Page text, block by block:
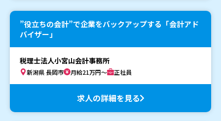
”役立ちの会計”で企業をバックアップする「会計アド
バイザー」
税理士法人小宮山会計事務所
新潟県 長岡市 月給21万円～ 正社員
求人の詳細を見る